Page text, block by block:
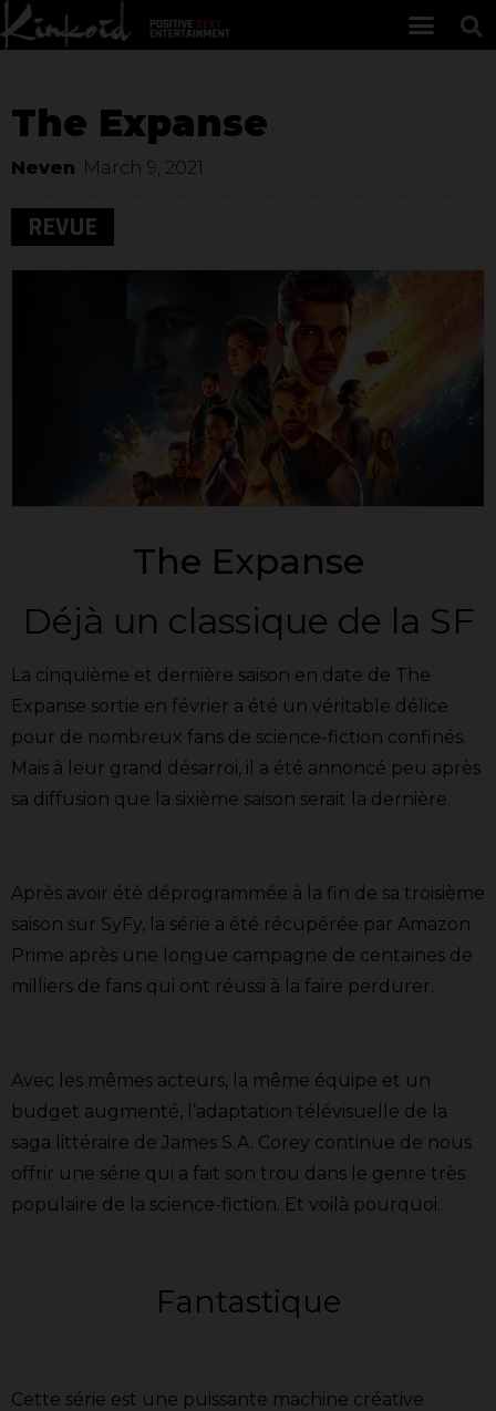
The Expanse
Neven March 9, 2021
REVUE
The Expanse
Déjà un classique de la SF
La cinquième et dernière saison en date de The
Expanse sortie en février a été un véritable délice
pour de nombreux fans de science-fiction confinés.
Mais à leur grand désarroi, il a été annoncé peu après
sa diffusion que la sixième saison serait la dernière.
Après avoir été déprogrammée à la fin de sa troisième
saison sur SyFy, la série a été récupérée par Amazon
Prime après une longue campagne de centaines de
milliers de fans qui ont réussi à la faire perdurer.
Avec les mêmes acteurs, la même équipe et un
budget augmenté, l’adaptation télévisuelle de la
saga littéraire de James S.A. Corey continue de nous
offrir une série qui a fait son trou dans le genre très
populaire de la science-fiction. Et voilà pourquoi.
Fantastique
Cette série est une puissante machine créative